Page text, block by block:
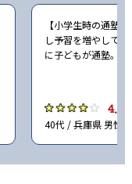
【小学生時の通塾
し予習を増やして
に子どもが通塾。
4.0
40代 / 兵庫県 男性